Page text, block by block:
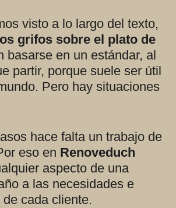
visto a lo largo del texto,
grifos sobre el plato de
basarse en un estándar, al
partir, porque suele ser útil
Pero hay situaciones
hace falta un trabajo de
eso en Renoveduch
aspecto de una
a las necesidades e
cada cliente.